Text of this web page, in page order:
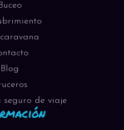
Blog
de viaje